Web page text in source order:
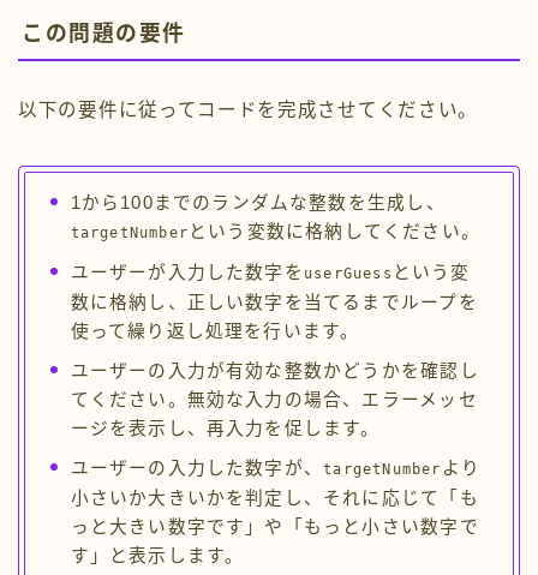
この問題の要件
以下の要件に従ってコードを完成させてください。
1から100までのランダムな整数を生成し、
targetNumber という変数に格納してください。
ユーザーが入力した数字を userGuess という変
数に格納し、正しい数字を当てるまでループを
使って繰り返し処理を行います。
ユーザーの入力が有効な整数かどうかを確認し
てください。無効な入力の場合、エラーメッセ
ージを表示し、再入力を促します。
ユーザーの入力した数字が、targetNumber より
小さいか大きいかを判定し、それに応じて「も
っと大きい数字です」や「もっと小さい数字で
す」と表示します。